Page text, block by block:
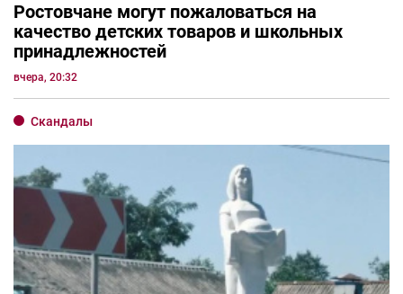
Ростовчане могут пожаловаться на
качество детских товаров и школьных
принадлежностей
вчера, 20:32
Скандалы